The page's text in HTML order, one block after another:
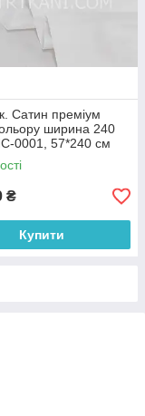
Сатин преміум
ширина 240
0001, 57*240 см
₴
Купити